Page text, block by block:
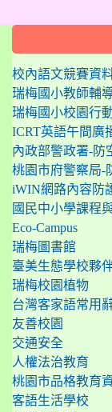
:::
校內語文競賽資
瑞梅國小教師輔
瑞梅國小校園行
ICRT英語午間廣
內政部警政署-防
桃園市府警察局-
iWIN網路內容防
國民中小學課程
Eco-Campus
瑞梅圖書館
臺美生態學校夥
瑞梅校園植物
台灣客家語常用
友善校園
交通安全
人權法治教育
桃園市品格教育
客語生活學校